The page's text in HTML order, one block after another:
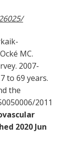
MC.
2007-
to 69 years.
the
2011
2020 Jun